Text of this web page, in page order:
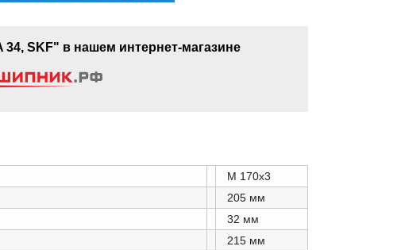
SKF" в нашем интернет-магазине
M 170x3
205 мм
32 мм
215 мм